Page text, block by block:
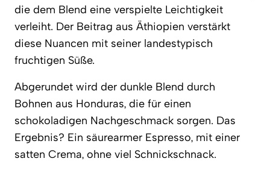
die dem Blend eine verspielte Leichtigkeit
verleiht. Der Beitrag aus Äthiopien verstärkt
diese Nuancen mit seiner landestypisch
fruchtigen Süße.
Abgerundet wird der dunkle Blend durch
Bohnen aus Honduras, die für einen
schokoladigen Nachgeschmack sorgen. Das
Ergebnis? Ein säurearmer Espresso, mit einer
satten Crema, ohne viel Schnickschnack.